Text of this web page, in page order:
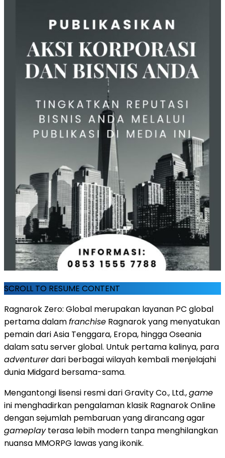
SCROLL TO RESUME CONTENT
Ragnarok Zero: Global merupakan layanan PC global
pertama dalamfranchise Ragnarok yang menyatukan
pemain dari Asia Tenggara, Eropa, hingga Oseania
dalam satu server global. Untuk pertama kalinya, para
adventurerdari berbagai wilayah kembali menjelajahi
dunia Midgard bersama-sama.
Mengantongi lisensi resmi dari Gravity Co., Ltd.,game
ini menghadirkan pengalaman klasik Ragnarok Online
dengan sejumlah pembaruan yang dirancang agar
gameplayterasa lebih modern tanpa menghilangkan
nuansa MMORPG lawas yang ikonik.